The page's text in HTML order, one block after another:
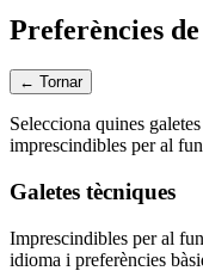
Preferències
← Tornar
Selecciona quines
imprescindibles per al
Galetes tècniques
Imprescindibles per al
idioma i preferències